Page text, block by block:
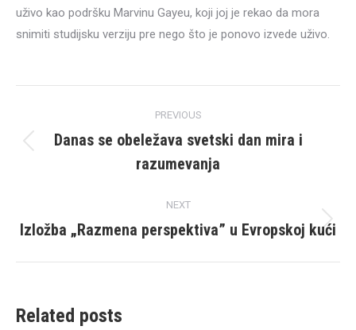
uživo kao podršku Marvinu Gayeu, koji joj je rekao da mora
snimiti studijsku verziju pre nego što je ponovo izvede uživo.
navigation
PREVIOUS
Previous
post:
Danas se obeležava svetski dan mira i
razumevanja
NEXT
Next
Izložba „Razmena perspektiva” u Evropskoj kući
Related posts